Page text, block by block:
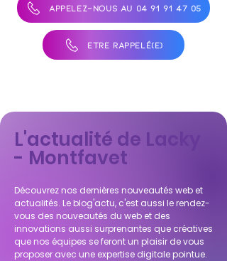
APPELEZ-NOUS AU 04 91 91 47 05
ÊTRE RAPPELÉ(E)
L'actualité de Lacky
- Montfavet
Découvrez nos dernières nouveautés web et
actualités. Le blog'actu, c'est aussi le rendez-
vous des nouveautés du web et des
innovations aussi surprenantes que créatives
que nos équipes se feront un plaisir de vous
proposer avec une expertise digitale pointue.